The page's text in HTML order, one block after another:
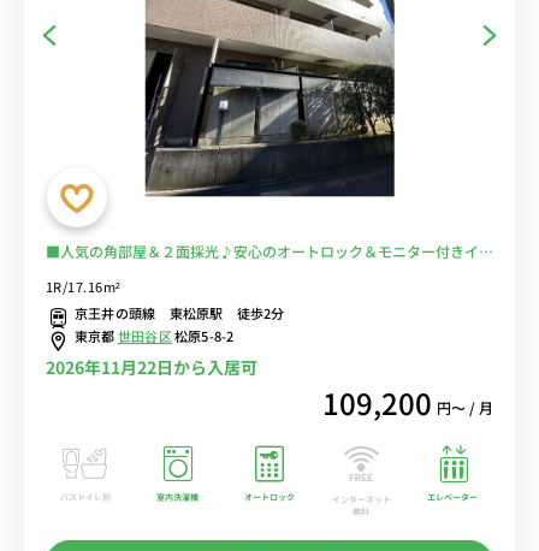
■人気の角部屋＆２面採光♪安心のオートロック＆モニター付きイン
ターフォン完備♪デスク＆チェア付きでテレワークにもおすすめ♪■
京王井の頭線「東松原駅」徒歩2分/小田急線も徒歩圏内で利用可能/
新宿・渋谷まで乗換なし/世田谷区立羽木公園もすぐ近く■選べるWi-
Fi格安レンタル中！
1R/17.16m²
京王井の頭線 東松原駅 徒歩2分
東京都世田谷区松原5-8-2
2026年11月22日から入居可
109,200 円〜 / 月
バストイレ別 室内洗濯機 オートロック
インターネット
無料
エレベーター